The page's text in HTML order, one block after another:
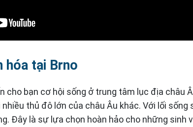
hóa tại Brno
cho bạn cơ hội sống ở trung tâm lục địa châu
thủ đô lớn của châu Âu khác. Với lối sống
Đây là sự lựa chọn hoàn hảo cho những sinh